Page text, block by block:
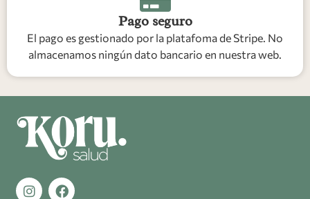
Pago seguro
El pago es gestionado por la platafoma de Stripe. No
almacenamos ningún dato bancario en nuestra web.